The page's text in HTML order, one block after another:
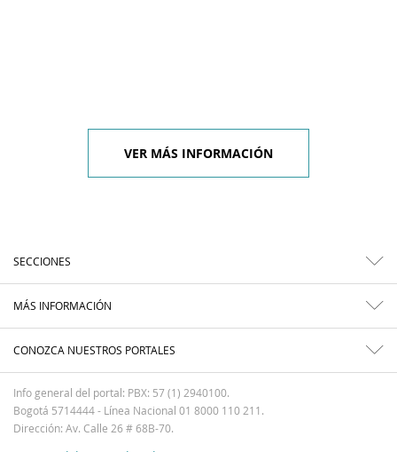
VER MÁS INFORMACIÓN
SECCIONES
MÁS INFORMACIÓN
CONOZCA NUESTROS PORTALES
Info general del portal: PBX: 57 (1) 2940100.
Bogotá 5714444 - Línea Nacional 01 8000 110 211.
Dirección: Av. Calle 26 # 68B-70.